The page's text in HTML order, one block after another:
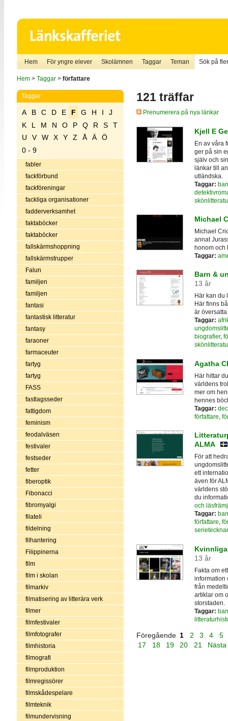
Hem För yngre elever Skolämnen Taggar Teman Sök på
Hem> Taggar> författare
Taggar
A B C D E F G H I
J
K
L M N O P Q R S
T
U
V W X Y Z Å Ä
Ö
0 - 9
fabler
fackförbund
fackföreningar
fackliga organisationer
fadderverksamhet
faktaböcker
faktaböcker
fallskärmshoppning
fallskärmstrupper
Falun
familjen
familjen
fantasi
fantastisk litteratur
fantasy
faraoner
farmaceuter
fartyg
fartyg
FASS
fastlagsseder
fattigdom
feminism
feodalväsen
festivaler
festseder
fetter
fiberoptik
Fibonacci
fibromyalgi
filateli
fildelning
filhantering
Filippinerna
film
film i skolan
filmarkiv
filmatisering av litterära verk
filmer
filmfestivaler
filmfotografer
filmhistoria
filmografi
filmproduktion
filmregissörer
filmskådespelare
filmteknik
filmundervisning
121 träffar
Prenumerera på nya länkar
Kjell E
En av våra
ger på sin
själv och
länkar till
utländska.
Taggar:
Michael
Michael
annat
honom och
Taggar:
Barn &
13 år
Här kan du
Här finns
är
Taggar:
biografier,
Agatha
Här hittar
världens
mer om
hennes
Taggar:
författare,
ALMA
För att
ett
även för
världens
du
och
Taggar:
författare,
13 år
Fakta om
information
från
artiklar om
storstaden.
Taggar:
Föregående 1 2 3 4
5
17
18 19 20 21